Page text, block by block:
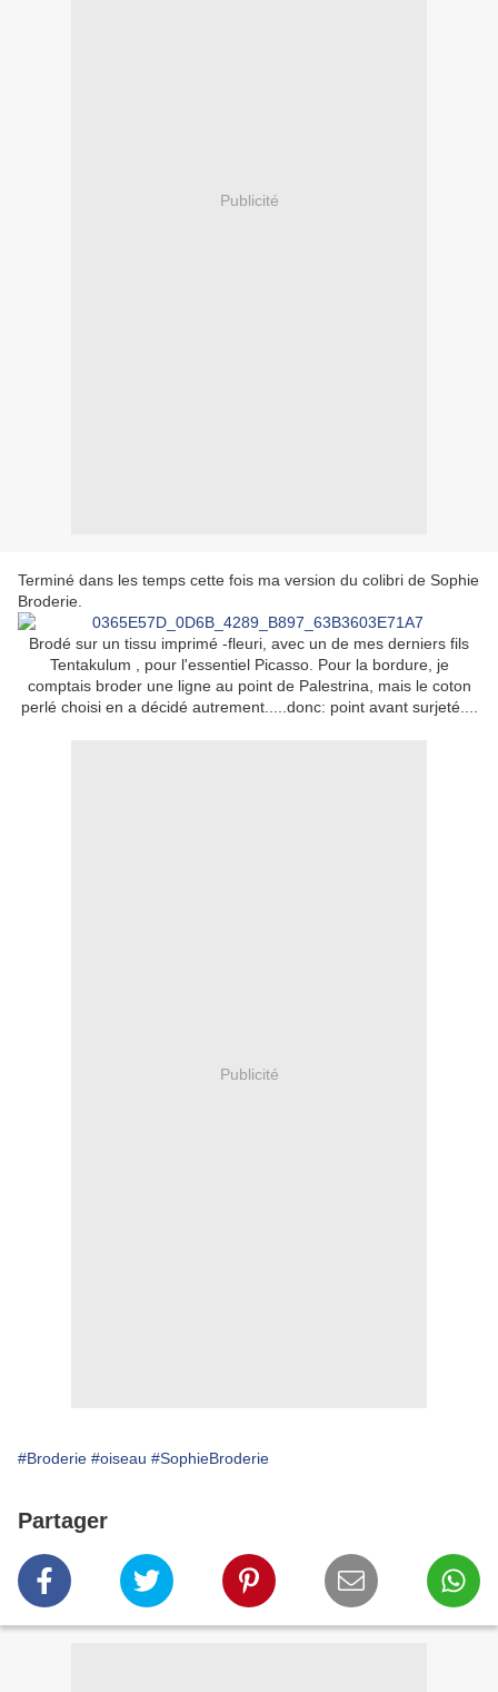
Publicité
Terminé dans les temps cette fois ma version du colibri de Sophie
Broderie.
Brodé sur un tissu imprimé -fleuri, avec un de mes derniers fils
Tentakulum , pour l'essentiel Picasso. Pour la bordure, je
comptais broder une ligne au point de Palestrina, mais le coton
perlé choisi en a décidé autrement.....donc: point avant surjeté....
Publicité
#Broderie #oiseau #SophieBroderie
Partager